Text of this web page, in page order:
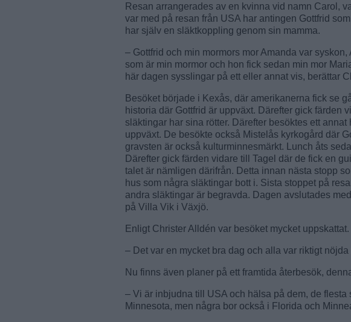
Resan arrangerades av en kvinna vid namn Carol,
var med på resan från USA har antingen Gottfrid
har själv en släktkoppling genom sin mamma.
– Gottfrid och min mormors mor Amanda var
som är min mormor och hon fick sedan min mor
här dagen sysslingar på ett eller annat vis, berättar
Besöket började i Kexås, där amerikanerna fick se
historia där Gottfrid är uppväxt. Därefter gick färden
släktingar har sina rötter. Därefter besöktes ett
uppväxt. De besökte också Mistelås kyrkogård där
gravsten är också kulturminnesmärkt. Lunch åts
Därefter gick färden vidare till Tagel där de fick en
talet är nämligen därifrån. Detta innan nästa stopp
hus som några släktingar bott i. Sista stoppet på
andra släktingar är begravda. Dagen avslutades
på Villa Vik i Växjö.
Enligt Christer Alldén var besöket mycket uppskattat.
– Det var en mycket bra dag och alla var riktigt
Nu finns även planer på ett framtida återbesök,
– Vi är inbjudna till USA och hälsa på dem, de
Minnesota, men några bor också i Florida och